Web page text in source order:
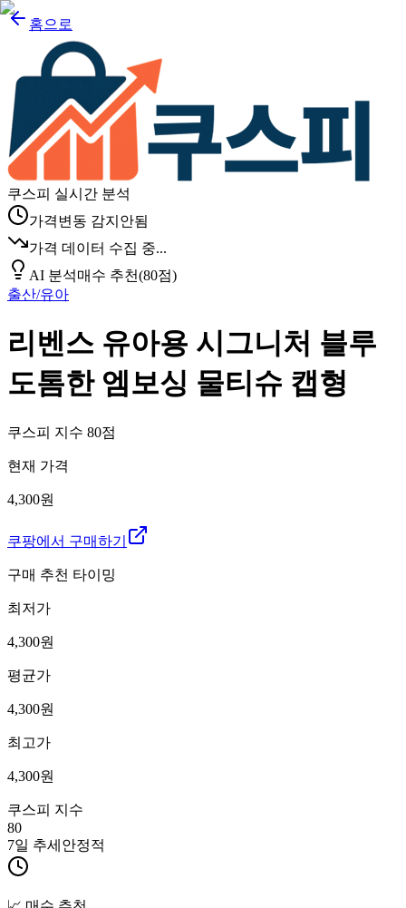
홈으로
쿠스피 실시간 분석
가격변동 감지안됨
가격 데이터 수집 중...
AI 분석매수 추천(80점)
출산/유아
리벤스 유아용 시그니처 블루
도톰한 엠보싱 물티슈 캡형
쿠스피 지수 80점
현재 가격
4,300원
쿠팡에서 구매하기
구매 추천 타이밍
최저가
4,300원
평균가
4,300원
최고가
4,300원
쿠스피 지수
80
7일 추세 안정적